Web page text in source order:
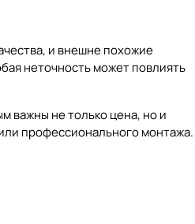
и внешне похожие
неточность может повлиять
важны не только цена, но и
профессионального монтажа.